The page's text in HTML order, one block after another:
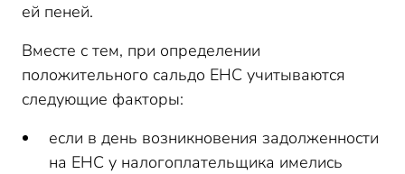
ей пеней.
Вместе с тем, при определении
положительного сальдо ЕНС учитываются
следующие факторы:
если в день возникновения задолженности
на ЕНС у налогоплательщика имелись